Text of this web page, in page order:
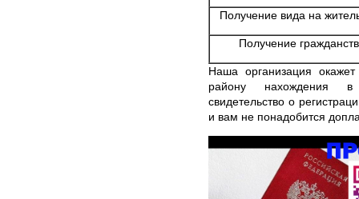
Получение вида на
Получение
Наша организация
району нахождения в
свидетельство о
и вам не понадобится